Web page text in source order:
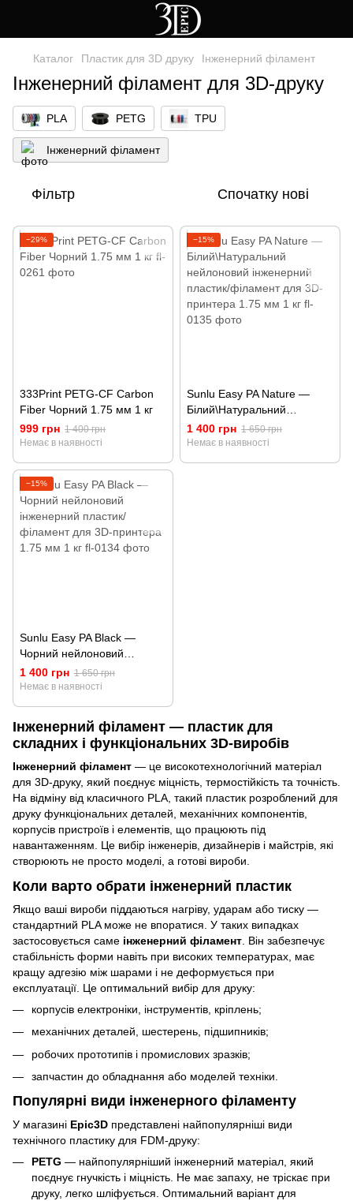
Каталог Пластик для 3D друку Інженерний філамент
Інженерний філамент для 3D-друку
PLA PETG TPU
Інженерний філамент
Фільтр Спочатку нові
−29%
333Print PETG-CF Carbon
Fiber Чорний 1.75 мм 1 кг
999 грн 1 400 грн
Немає в наявності
−15%
Sunlu Easy PA Nature —
Білий\Натуральний
нейлоновий інженерний
пластик/філамент для 3D-
1 400 грн 1 650 грн
Немає в наявності
−15%
Sunlu Easy PA Black —
Чорний нейлоновий
інженерний пластик/
філамент для 3D-принтера
1 400 грн 1 650 грн
Немає в наявності
Інженерний філамент — пластик для
складних і функціональних 3D-виробів
Інженерний філамент — це високотехнологічний матеріал
для 3D-друку, який поєднує міцність, термостійкість та точність.
На відміну від класичного PLA, такий пластик розроблений для
друку функціональних деталей, механічних компонентів,
корпусів пристроїв і елементів, що працюють під
навантаженням. Це вибір інженерів, дизайнерів і майстрів, які
створюють не просто моделі, а готові вироби.
Коли варто обрати інженерний пластик
Якщо ваші вироби піддаються нагріву, ударам або тиску —
стандартний PLA може не впоратися. У таких випадках
застосовується саме інженерний філамент . Він забезпечує
стабільність форми навіть при високих температурах, має
кращу адгезію між шарами і не деформується при
експлуатації. Це оптимальний вибір для друку:
корпусів електроніки, інструментів, кріплень;
механічних деталей, шестерень, підшипників;
робочих прототипів і промислових зразків;
запчастин до обладнання або моделей техніки.
Популярні види інженерного філаменту
У магазині Epic3D представлені найпопулярніші види
технічного пластику для FDM-друку:
PETG — найпопулярніший інженерний матеріал, який
поєднує гнучкість і міцність. Не має запаху, не тріскає при
друку, легко шліфується. Оптимальний варіант для